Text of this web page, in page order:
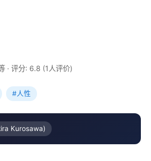
· 评分: 6.8 (1人评价)
#人性
Kurosawa)